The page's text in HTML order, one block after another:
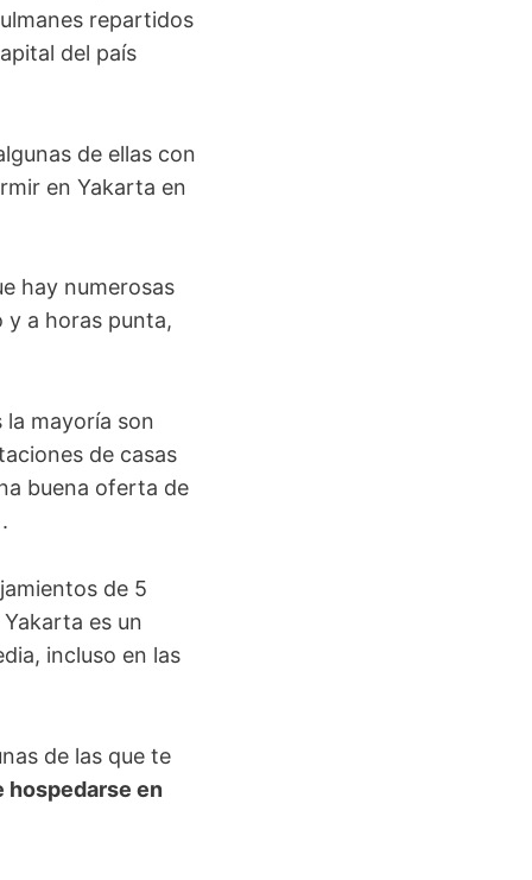
repartidos
del país
de ellas con
en Yakarta en
hay numerosas
y a horas punta,
mayoría son
de casas
buena oferta de
de 5
es un
incluso en las
de las que te
hospedarse en